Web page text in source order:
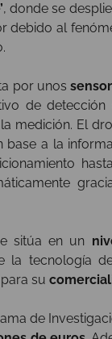
, donde se
debido al
por unos
de
medición. El
base a la
sitúa en un
la tecnología
su
de